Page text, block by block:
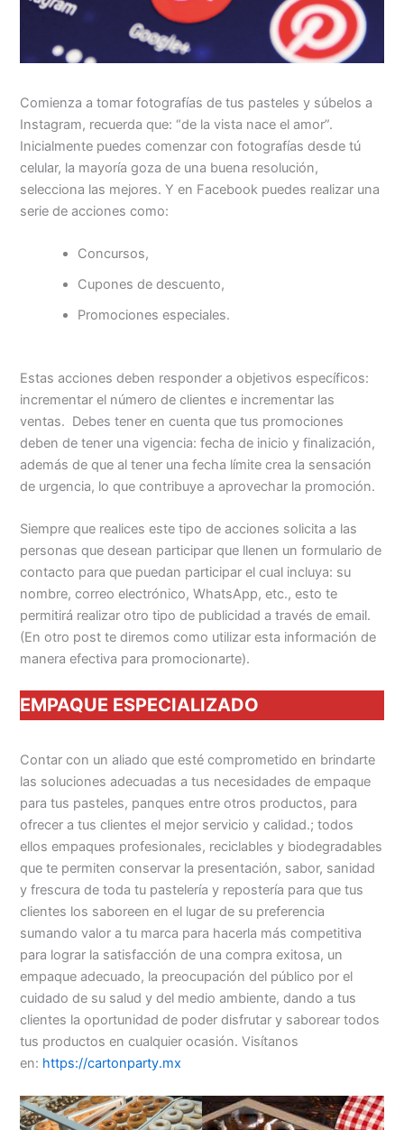
Comienza a tomar fotografías de tus pasteles y súbelos a
Instagram, recuerda que: “de la vista nace el amor”.
Inicialmente puedes comenzar con fotografías desde tú
celular, la mayoría goza de una buena resolución,
selecciona las mejores. Y en Facebook puedes realizar una
serie de acciones como:
Concursos,
Cupones de descuento,
Promociones especiales.
Estas acciones deben responder a objetivos específicos:
incrementar el número de clientes e incrementar las
ventas. Debes tener en cuenta que tus promociones
deben de tener una vigencia: fecha de inicio y finalización,
además de que al tener una fecha límite crea la sensación
de urgencia, lo que contribuye a aprovechar la promoción.
Siempre que realices este tipo de acciones solicita a las
personas que desean participar que llenen un formulario de
contacto para que puedan participar el cual incluya: su
nombre, correo electrónico, WhatsApp, etc., esto te
permitirá realizar otro tipo de publicidad a través de email.
(En otro post te diremos como utilizar esta información de
manera efectiva para promocionarte).
EMPAQUE ESPECIALIZADO
Contar con un aliado que esté comprometido en brindarte
las soluciones adecuadas a tus necesidades de empaque
para tus pasteles, panques entre otros productos, para
ofrecer a tus clientes el mejor servicio y calidad.; todos
ellos empaques profesionales, reciclables y biodegradables
que te permiten conservar la presentación, sabor, sanidad
y frescura de toda tu pastelería y repostería para que tus
clientes los saboreen en el lugar de su preferencia
sumando valor a tu marca para hacerla más competitiva
para lograr la satisfacción de una compra exitosa, un
empaque adecuado, la preocupación del público por el
cuidado de su salud y del medio ambiente, dando a tus
clientes la oportunidad de poder disfrutar y saborear todos
tus productos en cualquier ocasión. Visítanos
en: https://cartonparty.mx